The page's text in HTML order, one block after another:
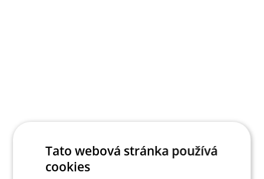
Tato webová stránka používá
cookies